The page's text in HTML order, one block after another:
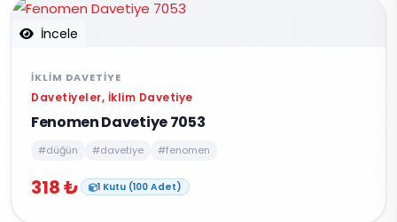
İncele
İKLIM DAVETIYE
Davetiyeler, İklim Davetiye
Fenomen Davetiye 7053
#düğün #davetiye #fenomen
318 ₺ 1 Kutu (100 Adet)